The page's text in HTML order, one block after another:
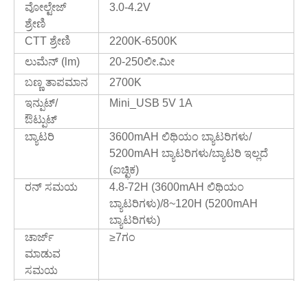
ವೋಲ್ಟೇಜ್
ಶ್ರೇಣಿ
3.0-4.2V
CTT ಶ್ರೇಣಿ
2200K-6500K
ಲುಮೆನ್ (lm)
20-250ಲೀ.ಮೀ
ಬಣ್ಣ ತಾಪಮಾನ
2700K
ಇನ್ಪುಟ್/
ಔಟ್ಪುಟ್
Mini_USB 5V 1A
ಬ್ಯಾಟರಿ
3600mAH ಲಿಥಿಯಂ ಬ್ಯಾಟರಿಗಳು/
5200mAH ಬ್ಯಾಟರಿಗಳು/ಬ್ಯಾಟರಿ ಇಲ್ಲದೆ
(ಐಚ್ಛಿಕ)
ರನ್ ಸಮಯ
4.8-72H (3600mAH ಲಿಥಿಯಂ
ಬ್ಯಾಟರಿಗಳು)/8~120H (5200mAH
ಬ್ಯಾಟರಿಗಳು)
ಚಾರ್ಜ್
ಮಾಡುವ
ಸಮಯ
≥7ಗಂ